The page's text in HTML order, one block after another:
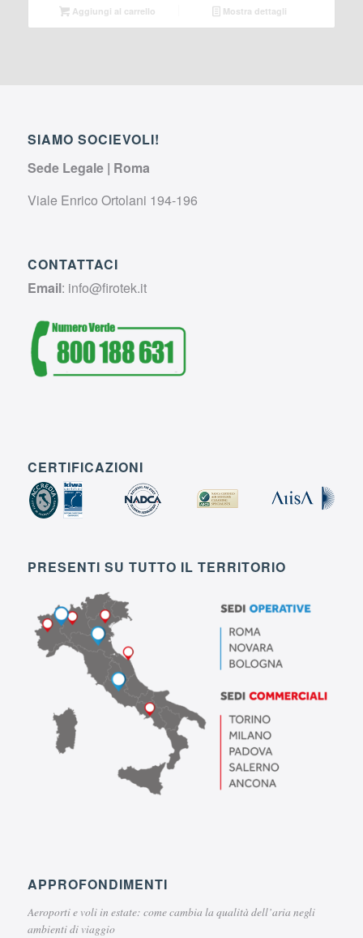
originale
era:
attuale
è:
Aggiungi al carrello Mostra dettagli
SIAMO SOCIEVOLI!
Sede Legale | Roma
Viale Enrico Ortolani 194-196
CONTATTACI
Email: info@firotek.it
CERTIFICAZIONI
PRESENTI SU TUTTO IL TERRITORIO
APPROFONDIMENTI
Aeroporti e voli in estate: come cambia la qualità dell’aria negli
ambienti di viaggio